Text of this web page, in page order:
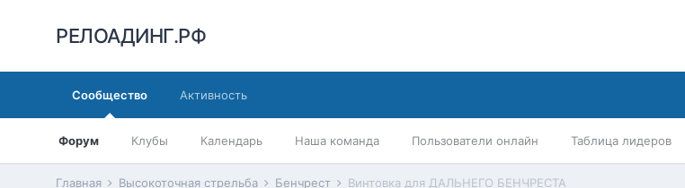
РЕЛОАДИНГ.РФ
Сообщество
Форум Клубы Календарь Наша команда Пользователи онлайн Таблица лидеров
Активность
Главная Высокоточная стрельба Бенчрест Винтовка для ДАЛЬНЕГО БЕНЧРЕСТА